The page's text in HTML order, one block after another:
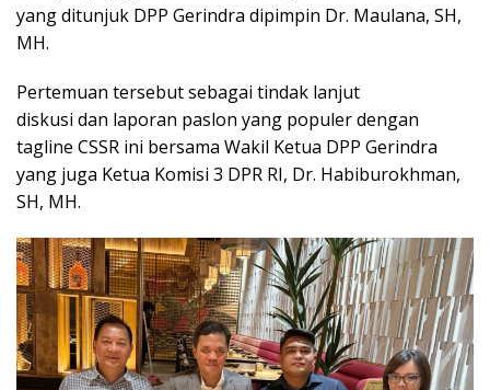
yang ditunjuk DPP Gerindra dipimpin Dr. Maulana, SH,
MH.
Pertemuan tersebut sebagai tindak lanjut
diskusi dan laporan paslon yang populer dengan
tagline CSSR ini bersama Wakil Ketua DPP Gerindra
yang juga Ketua Komisi 3 DPR RI, Dr. Habiburokhman,
SH, MH.